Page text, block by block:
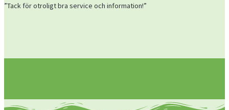
”Tack för otroligt bra service och information!”